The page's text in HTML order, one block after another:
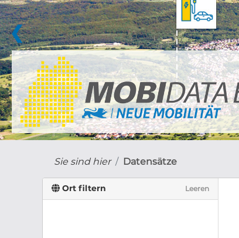
❮
Sie sind hier Datensätze
Ort filtern Leeren